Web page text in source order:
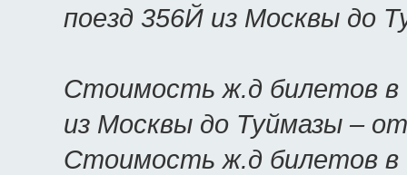
поезд 356Й из Москвы до
Стоимость ж.д билетов в
из Москвы до Туймазы –
Стоимость ж.д билетов в